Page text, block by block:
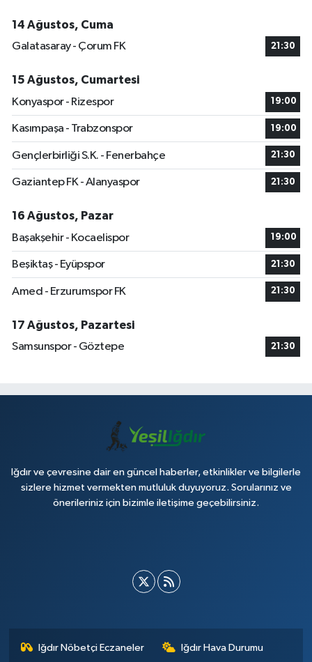
14 Ağustos, Cuma
Galatasaray - Çorum FK
21:30
15 Ağustos, Cumartesi
Konyaspor - Rizespor
19:00
Kasımpaşa - Trabzonspor 19:00
Gençlerbirliği S.K. - Fenerbahçe 21:30
Gaziantep FK - Alanyaspor 21:30
16 Ağustos, Pazar
Başakşehir - Kocaelispor
19:00
Beşiktaş - Eyüpspor 21:30
Amed - Erzurumspor FK 21:30
17 Ağustos, Pazartesi
Samsunspor - Göztepe
21:30
Iğdır ve çevresine dair en güncel haberler, etkinlikler ve bilgilerle
sizlere hizmet vermekten mutluluk duyuyoruz. Sorularınız ve
önerileriniz için bizimle iletişime geçebilirsiniz.
Iğdır Nöbetçi Eczaneler Iğdır Hava Durumu